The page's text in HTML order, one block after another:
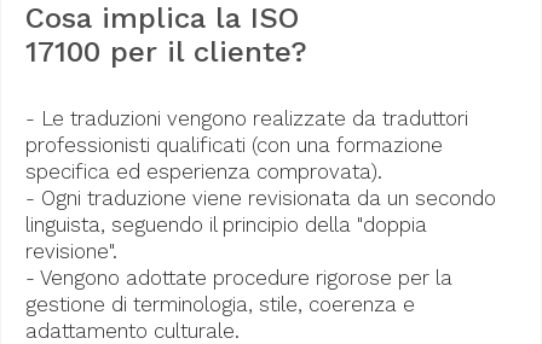
Cosa implica la ISO
17100 per il cliente?
- Le traduzioni vengono realizzate da traduttori
professionisti qualificati (con una formazione
specifica ed esperienza comprovata).
- Ogni traduzione viene revisionata da un secondo
linguista, seguendo il principio della "doppia
revisione".
- Vengono adottate procedure rigorose per la
gestione di terminologia, stile, coerenza e
adattamento culturale.